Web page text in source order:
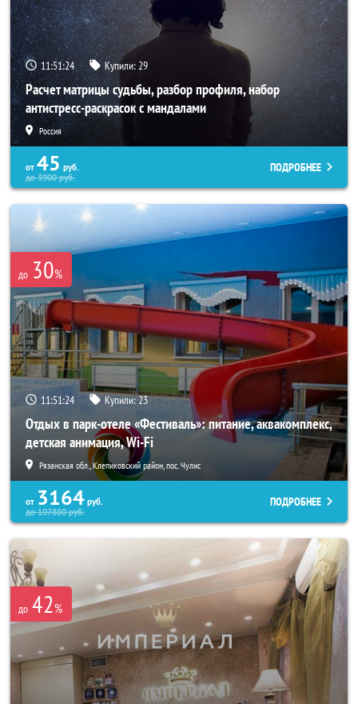
11:51:20 Купили:29
Расчет матрицы судьбы, разбор профиля, набор
антистресс-раскрасок с мандалами
Россия
от 45 руб.
до3900руб.
ПОДРОБНЕЕ
до 30%
11:51:20 Купили:23
Отдых в парк-отеле «Фестиваль»: питание, аквакомплекс,
детская анимация, Wi-Fi
Рязанская обл., Клепиковский район, пос. Чулис
от 3164 руб.
до107880руб.
ПОДРОБНЕЕ
до 42%